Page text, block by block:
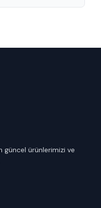
güncel ürünlerimizi ve